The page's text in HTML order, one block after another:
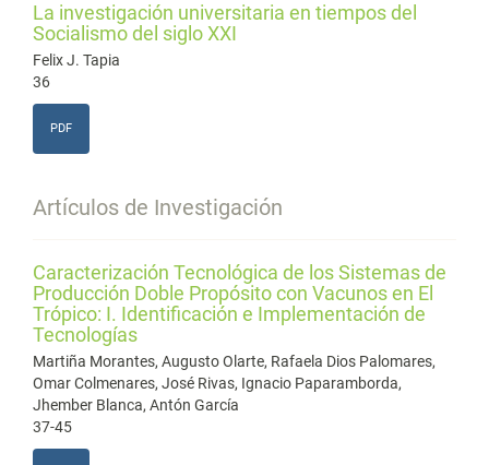
La investigación universitaria en tiempos del
Socialismo del siglo XXI
Felix J. Tapia
36
PDF
Artículos de Investigación
Caracterización Tecnológica de los Sistemas de
Producción Doble Propósito con Vacunos en El
Trópico: I. Identificación e Implementación de
Tecnologías
Martiña Morantes, Augusto Olarte, Rafaela Dios Palomares,
Omar Colmenares, José Rivas, Ignacio Paparamborda,
Jhember Blanca, Antón García
37-45